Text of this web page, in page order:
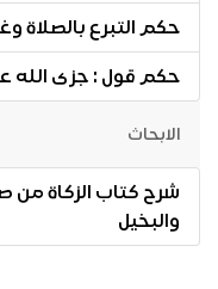
حكم التبرع بالصلاة
حكم قول : جزى الله
الابحاث
شرح كتاب الزكاة
والبخيل